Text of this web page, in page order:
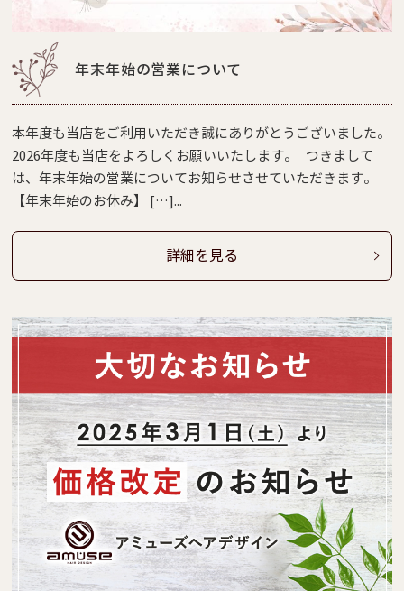
年末年始の営業について
本年度も当店をご利用いただき誠にありがとうございました。
2026年度も当店をよろしくお願いいたします。 つきまして
は、年末年始の営業についてお知らせさせていただきます。
【年末年始のお休み】 […]...
詳細を見る